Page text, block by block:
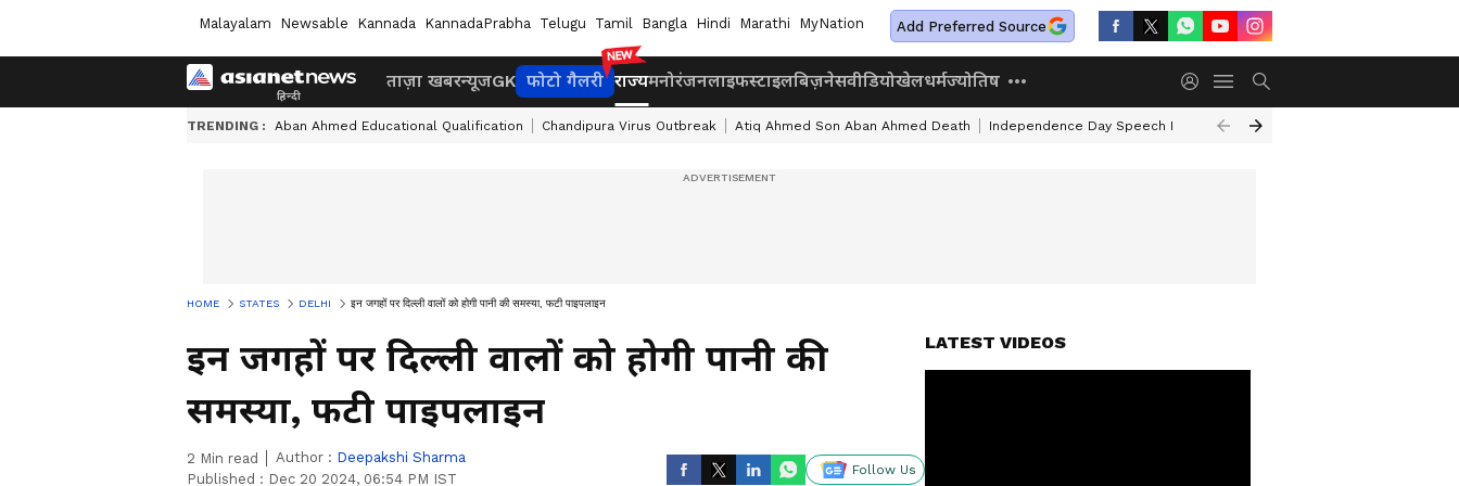
Malayalam Newsable Kannada KannadaPrabha Telugu Tamil Bangla Hindi Marathi MyNation Add Preferred Source
ताज़ा खबरन्यूजGK फोटो गैलरी राज्यमनोरंजनलाइफस्टाइलबिज़नेसवीडियोखेलधर्मज्योतिष
TRENDING : Aban Ahmed Educational Qualification Chandipura Virus Outbreak Atiq Ahmed Son Aban Ahmed Death Independence Day Speech In Hindi Mafia Atiq Ahmed Family
HOME STATES DELHI इन जगहों पर दिल्ली वालों को होगी पानी की समस्या, फटी पाइपलाइन
इन जगहों पर दिल्ली वालों को होगी पानी की
समस्या, फटी पाइपलाइन
2 Min read Author : Deepakshi Sharma
Published : Dec 20 2024, 06:54 PM IST
Follow Us
LATEST VIDEOS